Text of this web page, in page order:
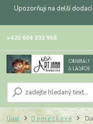
Upozorňuji na delší
+420 608 332 958
Úvod D o m e č k o v é